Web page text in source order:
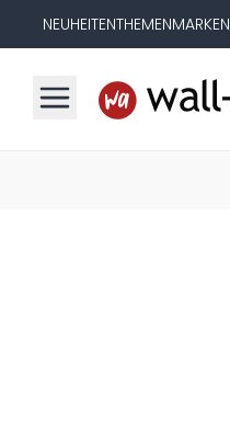
NEUHEITENTHEMENMARKEN